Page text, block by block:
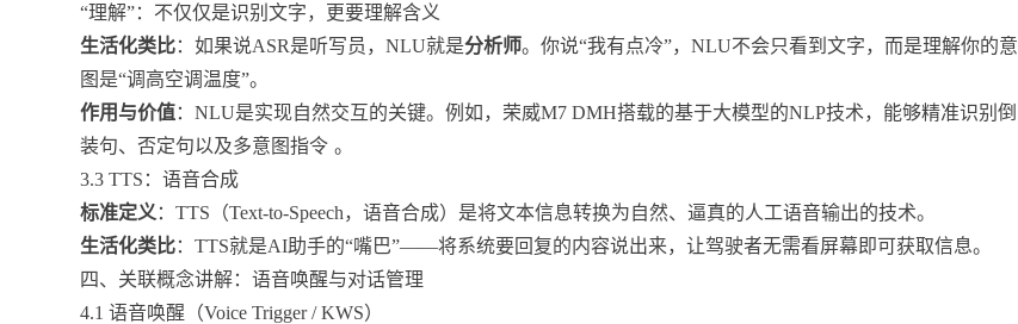
“理解”：不仅仅是识别文字，更要理解含义
生活化类比：如果说ASR是听写员，NLU就是分析师。你说“我有点冷”，NLU不会只看到文字，而是理解你的意
图是“调高空调温度”。
作用与价值：NLU是实现自然交互的关键。例如，荣威M7 DMH搭载的基于大模型的NLP技术，能够精准识别倒
装句、否定句以及多意图指令 。
3.3 TTS：语音合成
标准定义 ：TTS（Text-to-Speech，语音合成）是将文本信息转换为自然、逼真的人工语音输出的技术。
生活化类比：TTS就是AI助手的“嘴巴”——将系统要回复的内容说出来，让驾驶者无需看屏幕即可获取信息。
四、关联概念讲解：语音唤醒与对话管理
4.1 语音唤醒（Voice Trigger / KWS）